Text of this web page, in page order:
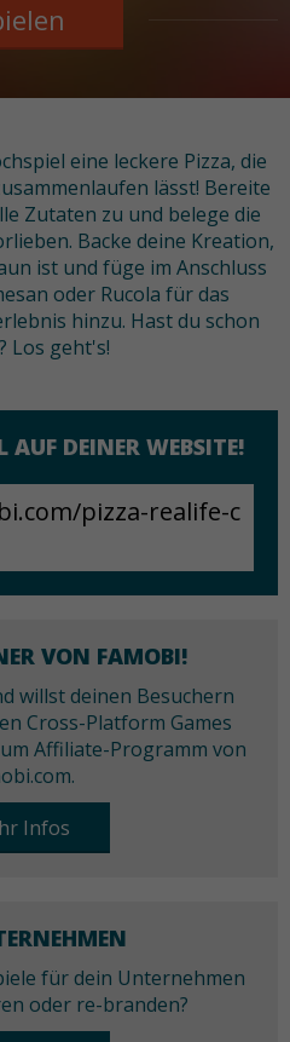
eine leckere Pizza, die
lässt! Bereite
Zutaten zu und belege die
Backe deine Kreation,
ist und füge im Anschluss
oder Rucola für das
hinzu. Hast du schon
Los geht's!
AUF DEINER WEBSITE!
VON FAMOBI!
willst deinen Besuchern
Cross-Platform Games
Affiliate-Programm von
Infos
für dein Unternehmen
oder re-branden?